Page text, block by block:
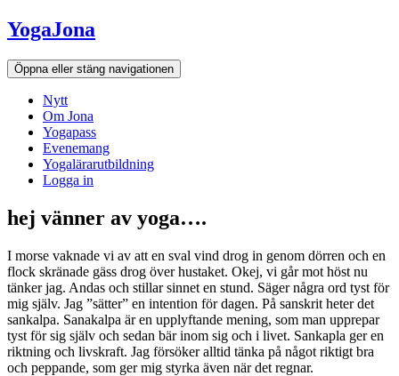
Hoppa
till
innehållet
YogaJona
Öppna eller stäng navigationen
Nytt
Om Jona
Yogapass
Evenemang
Yogalärarutbildning
Logga in
hej vänner av yoga….
I morse vaknade vi av att en sval vind drog in genom dörren och en
flock skränade gäss drog över hustaket. Okej, vi går mot höst nu
tänker jag. Andas och stillar sinnet en stund. Säger några ord tyst för
mig själv. Jag ”sätter” en intention för dagen. På sanskrit heter det
sankalpa. Sanakalpa är en upplyftande mening, som man upprepar
tyst för sig själv och sedan bär inom sig och i livet. Sankapla ger en
riktning och livskraft. Jag försöker alltid tänka på något riktigt bra
och peppande, som ger mig styrka även när det regnar.